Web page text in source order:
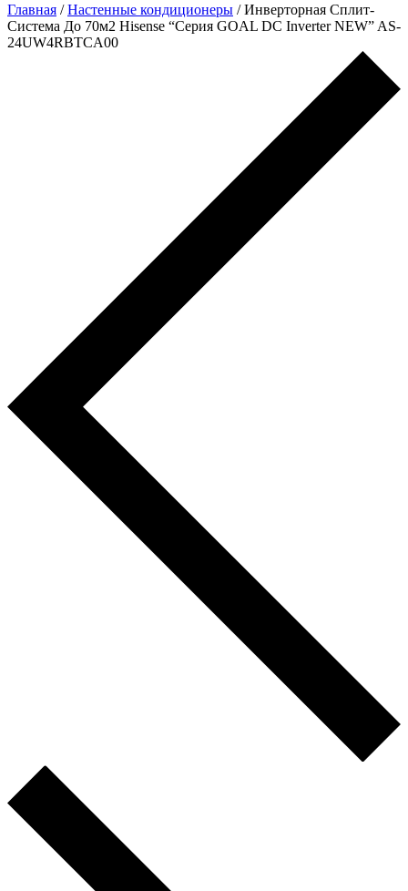
Главная /Настенные кондиционеры / Инверторная Сплит-
Система До 70м2 Hisense “Серия GOAL DC Inverter NEW” AS-
24UW4RBTCA00